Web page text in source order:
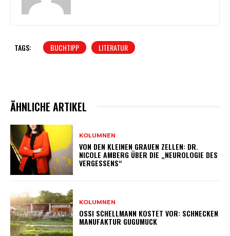
TAGS: BUCHTIPP LITERATUR
ÄHNLICHE ARTIKEL
KOLUMNEN
VON DEN KLEINEN GRAUEN ZELLEN: DR.
NICOLE AMBERG ÜBER DIE „NEUROLOGIE DES
VERGESSENS“
KOLUMNEN
OSSI SCHELLMANN KOSTET VOR: SCHNECKEN
MANUFAKTUR GUGUMUCK